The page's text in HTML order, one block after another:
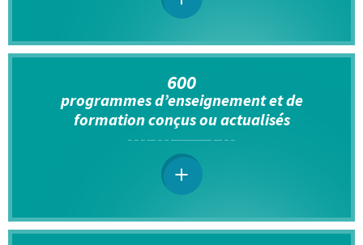
600
programmes d’enseignement et de
formation conçus ou actualisés